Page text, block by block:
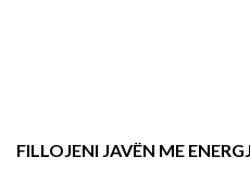
FILLOJENI JAVËN ME